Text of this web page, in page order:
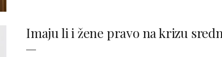
Imaju li i žene pravo na krizu